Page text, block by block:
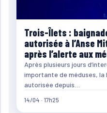
Trois-Îlets :
autorisée à l’Anse
après l’alerte aux
Après plusieurs jours
importante de méduses, la
autorisée depuis…
14/04 · 17h25